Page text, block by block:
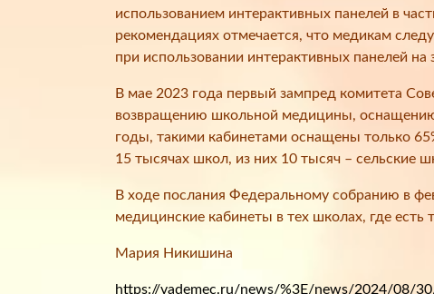
использованием интерактивных панелей в
рекомендациях отмечается, что медикам
при использовании интерактивных панелей
В мае 2023 года первый зампред комитета
возвращению школьной медицины,
годы, такими кабинетами оснащены только
15 тысячах школ, из них 10 тысяч – сельские
В ходе послания Федеральному собранию в
медицинские кабинеты в тех школах, где есть
Мария Никишина
https://vademec.ru/news/%3E/news/2024/08/